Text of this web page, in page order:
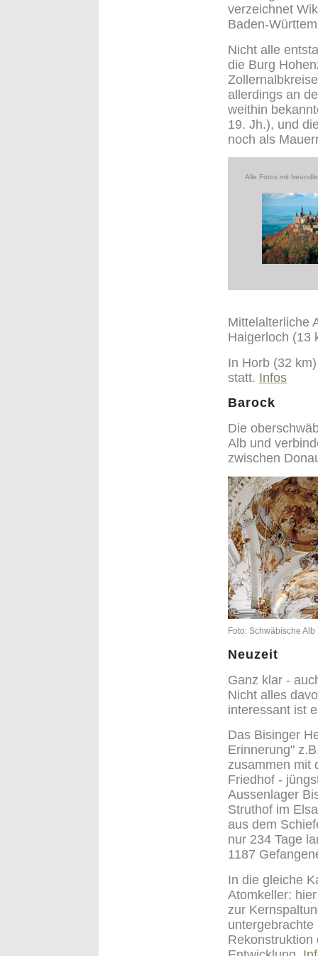
verzeichnet
Baden-
Nicht alle
die Burg
allerdings an
weithin
19. Jh.), und
noch als
Alle Fotos mit
Mittelalterliche
Haigerloch (13
In Horb (32
statt. Infos
Barock
Die
Alb und
zwischen
Foto: Schwäbische Alb
Neuzeit
Ganz klar -
Nicht alles
interessant ist
Das Bisinger
Erinnerung"
zusammen mit
Friedhof -
Aussenlager
Struthof im
aus dem
nur 234 Tage
1187
In die gleiche
Atomkeller:
zur
Rekonstruktion